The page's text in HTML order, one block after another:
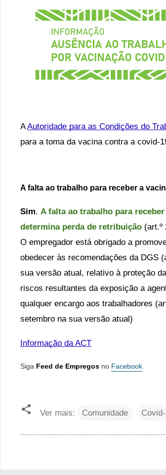
A Autoridade para as Condições do
para a toma da vacina contra a covid-
A falta ao trabalho para receber a
Sim. A falta ao trabalho para
determina perda de retribuição (art.º
O empregador está obrigado a
obedecer às recomendações da DGS
sua versão atual, relativo à proteção
riscos resultantes da exposição a
qualquer encargo aos trabalhadores
setembro na sua versão atual)
Informação da ACT
Siga Feed de Empregos no Facebook
Ver mais: Comunidade